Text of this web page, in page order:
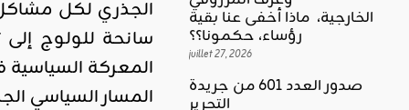
الجذري لكل
سانحة للولوج
المعركة
المسار السياسي
الخارجية، ماذا أخفى عنا بقية
رؤساء، حكمونا؟؟
juillet 27, 2026
صدور العدد 601 من جريدة
التحرير
اقليمي ودولي
حين تموّل
أوروبا
وتنجز
اقليمي ودولي
بين
الباجي